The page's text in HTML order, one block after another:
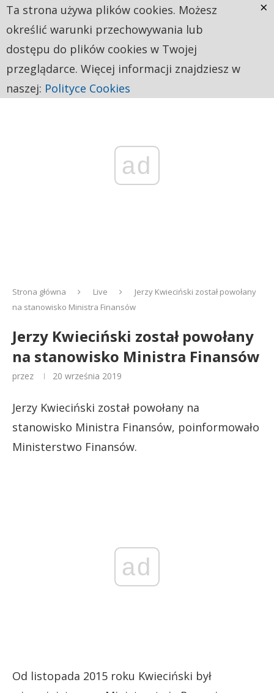
ad
Strona główna Live
Jerzy Kwieciński został powołany
na stanowisko Ministra Finansów
Jerzy Kwieciński został powołany
na stanowisko Ministra Finansów
przez 20 września 2019
Jerzy Kwieciński został powołany na
stanowisko Ministra Finansów, poinformowało
Ministerstwo Finansów.
ad
Od listopada 2015 roku Kwieciński był
Ta strona używa plików cookies. Możesz
określić warunki przechowywania lub
dostępu do plików cookies w Twojej
przeglądarce. Więcej informacji znajdziesz w
naszej: Polityce Cookies
×